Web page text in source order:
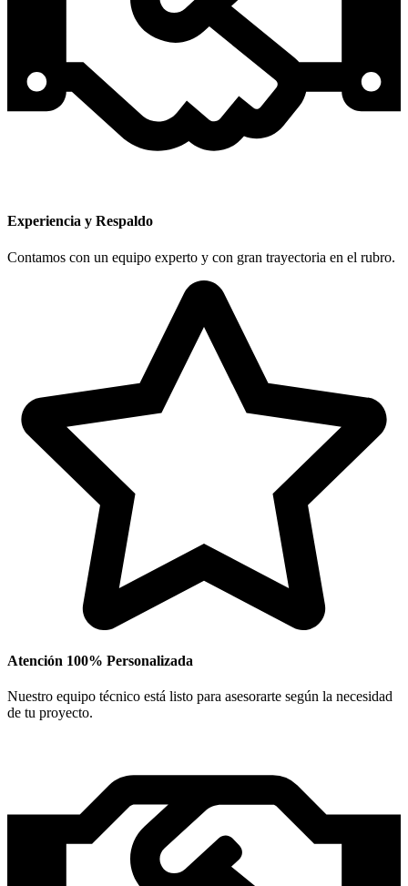
Experiencia y Respaldo
Contamos con un equipo experto y con gran trayectoria en el rubro.
Atención 100% Personalizada
Nuestro equipo técnico está listo para asesorarte según la necesidad
de tu proyecto.